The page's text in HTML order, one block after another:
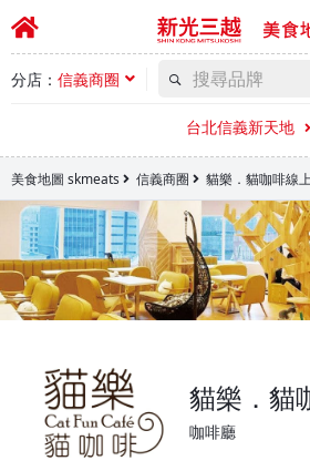
分店： 信義商圈
台北信義新天地
美食地圖 skmeats 信義商圈 貓樂．貓咖啡線
貓樂．貓
咖啡廳